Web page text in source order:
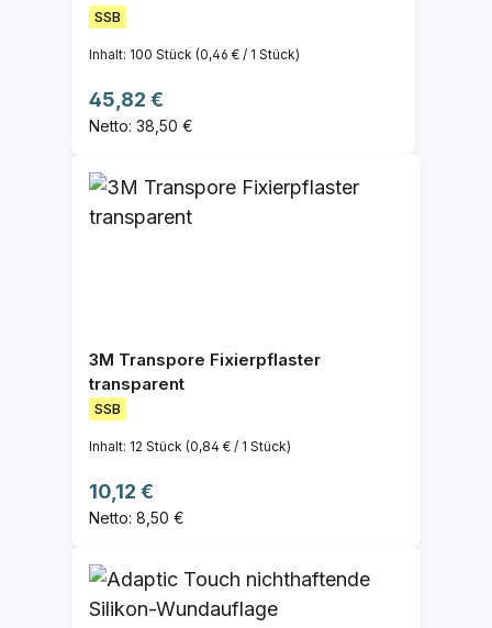
SSB
Inhalt: 100 Stück (0,46 € / 1 Stück)
Regulärer Preis:
45,82 €
Netto: 38,50 €
3M Transpore Fixierpflaster
transparent
SSB
Inhalt: 12 Stück (0,84 € / 1 Stück)
Regulärer Preis:
10,12 €
Netto: 8,50 €